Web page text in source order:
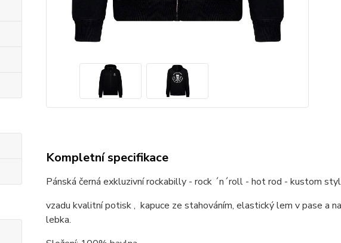
Kompletní specifikace
Pánská černá exkluzivní rockabilly - rock ´n´roll - hot rod - kustom
vzadu kvalitní potisk , kapuce ze stahováním, elastický lem v pase a
lebka.